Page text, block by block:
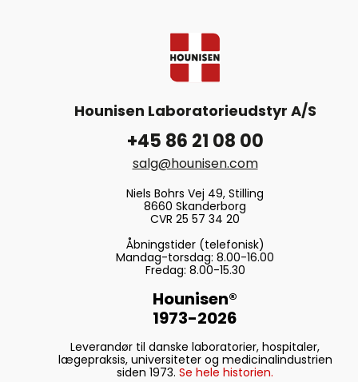
Hounisen Laboratorieudstyr A/S
+45 86 21 08 00
salg@hounisen.com
Niels Bohrs Vej 49, Stilling
8660 Skanderborg
CVR 25 57 34 20
Åbningstider (telefonisk)
Mandag-torsdag: 8.00-16.00
Fredag: 8.00-15.30
Hounisen®
1973-2026
Leverandør til danske laboratorier, hospitaler,
lægepraksis, universiteter og medicinalindustrien
siden 1973. Se hele historien.